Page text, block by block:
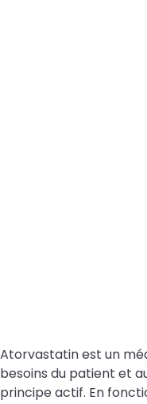
Atorvastatin est un
besoins du patient et
principe actif. En